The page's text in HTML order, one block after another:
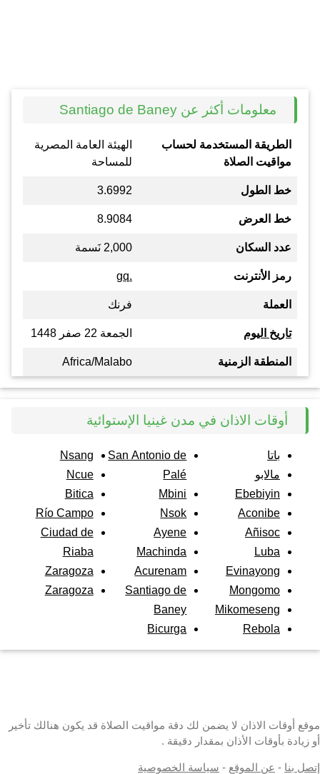
معلومات أكثر عن Santiago de Baney
الطريقة المستخدمة لحساب
مواقيت الصلاة
الهيئة العامة المصرية
للمساحة
خط الطول 3.6992
خط العرض 8.9084
عدد السكان 2,000 نَسمة
رمز الأنترنت .gq
العملة فرنك
تاريخ اليوم الجمعة 22 صفر 1448
المنطقة الزمنية Africa/Malabo
أوقات الاذان في مدن غينيا الإستوائية
باتا
مالابو
Ebebiyin
Aconibe
Añisoc
Luba
Evinayong
Mongomo
Mikomeseng
Rebola
San Antonio de
Palé
Mbini
Nsok
Ayene
Machinda
Acurenam
Santiago de
Baney
Bicurga
Nsang
Ncue
Bitica
Río Campo
Ciudad de
Riaba
Zaragoza
Zaragoza
موقع أوقات الاذان لا يضمن لك دقة مواقيت الصلاة قد يكون هنالك تأخير
أو زيادة بأوقات الأذان بمقدار دقيقة .
إتصل بنا - عن الموقع - سياسة الخصوصية